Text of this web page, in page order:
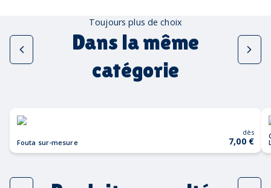
Toujours plus de choix
Dans la même
catégorie
Fouta sur-mesure
dès
7,00 €